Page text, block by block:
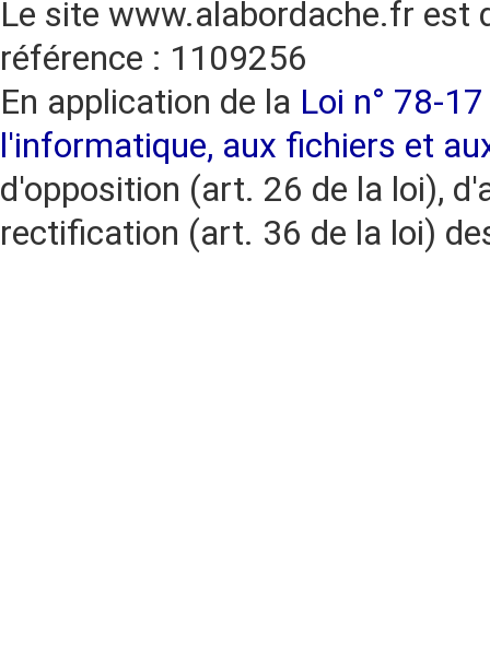
Le site www.alabordache.fr est
référence : 1109256
En application de la Loi n° 78-
l'informatique, aux fichiers et
d'opposition (art. 26 de la loi),
rectification (art. 36 de la loi)